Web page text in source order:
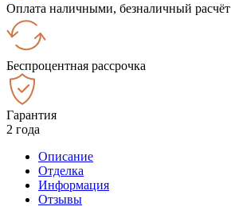
Оплата наличными, безналичный расчёт
Беспроцентная рассрочка
Гарантия
2 года
Описание
Отделка
Информация
Отзывы